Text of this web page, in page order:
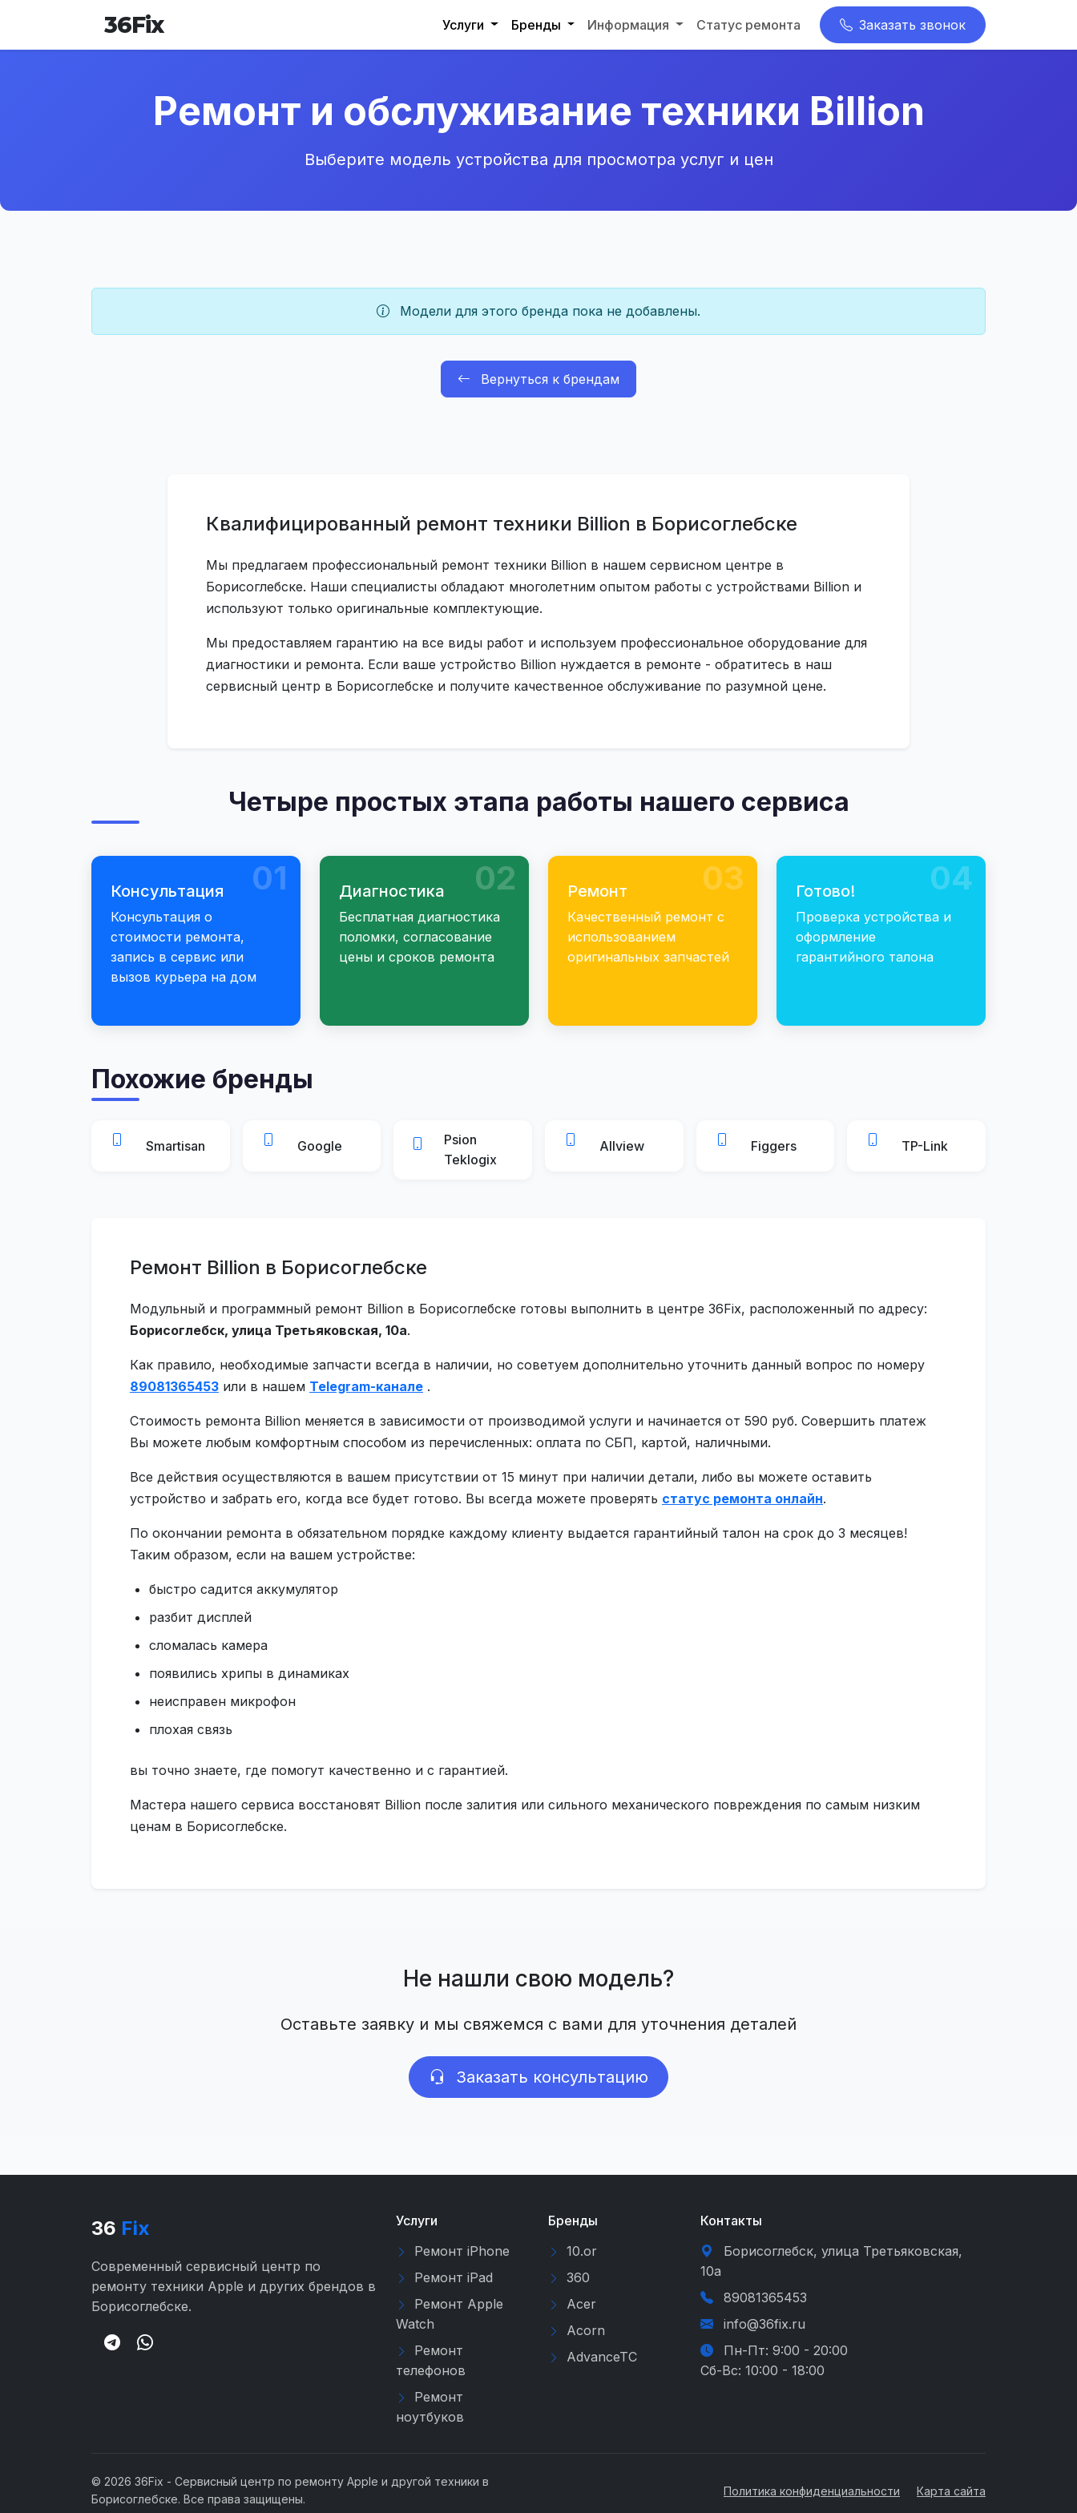
36Fix Услуги Бренды Информация Статус ремонта Заказать звонок
Ремонт и обслуживание техники Billion
Выберите модель устройства для просмотра услуг и цен
Модели для этого бренда пока не добавлены.
Вернуться к брендам
Квалифицированный ремонт техники Billion в Борисоглебске
Мы предлагаем профессиональный ремонт техники Billion в нашем сервисном центре в
Борисоглебске. Наши специалисты обладают многолетним опытом работы с устройствами Billion и
используют только оригинальные комплектующие.
Мы предоставляем гарантию на все виды работ и используем профессиональное оборудование для
диагностики и ремонта. Если ваше устройство Billion нуждается в ремонте - обратитесь в наш
сервисный центр в Борисоглебске и получите качественное обслуживание по разумной цене.
Четыре простых этапа работы нашего сервиса
01
Консультация
Консультация о
стоимости ремонта,
запись в сервис или
вызов курьера на дом
02
Диагностика
Бесплатная диагностика
поломки, согласование
цены и сроков ремонта
03
Ремонт
Качественный ремонт с
использованием
оригинальных запчастей
04
Готово!
Проверка устройства и
оформление
гарантийного талона
Похожие бренды
Smartisan Google
Psion
Teklogix
Allview Figgers TP-Link
Ремонт Billion в Борисоглебске
Модульный и программный ремонт Billion в Борисоглебске готовы выполнить в центре 36Fix, расположенный по адресу:
Борисоглебск, улица Третьяковская, 10а.
Как правило, необходимые запчасти всегда в наличии, но советуем дополнительно уточнить данный вопрос по номеру
89081365453 или в нашем Telegram-канале .
Стоимость ремонта Billion меняется в зависимости от производимой услуги и начинается от 590 руб. Совершить платеж
Вы можете любым комфортным способом из перечисленных: оплата по СБП, картой, наличными.
Все действия осуществляются в вашем присутствии от 15 минут при наличии детали, либо вы можете оставить
устройство и забрать его, когда все будет готово. Вы всегда можете проверять статус ремонта онлайн.
По окончании ремонта в обязательном порядке каждому клиенту выдается гарантийный талон на срок до 3 месяцев!
Таким образом, если на вашем устройстве:
быстро садится аккумулятор
разбит дисплей
сломалась камера
появились хрипы в динамиках
неисправен микрофон
плохая связь
вы точно знаете, где помогут качественно и с гарантией.
Мастера нашего сервиса восстановят Billion после залития или сильного механического повреждения по самым низким
ценам в Борисоглебске.
Не нашли свою модель?
Оставьте заявку и мы свяжемся с вами для уточнения деталей
Заказать консультацию
36 Fix
Современный сервисный центр по
ремонту техники Apple и других брендов в
Борисоглебске.
Услуги
Ремонт iPhone
Ремонт iPad
Ремонт Apple
Watch
Ремонт
телефонов
Ремонт
ноутбуков
Бренды
10.or
360
Acer
Acorn
AdvanceTC
Контакты
Борисоглебск, улица Третьяковская,
10а
89081365453
info@36fix.ru
Пн-Пт: 9:00 - 20:00
Сб-Вс: 10:00 - 18:00
© 2026 36Fix - Сервисный центр по ремонту Apple и другой техники в
Борисоглебске. Все права защищены.
Политика конфиденциальности Карта сайта